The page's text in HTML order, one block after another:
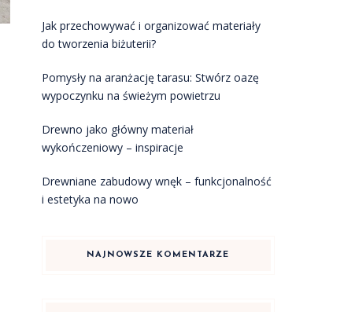
Jak przechowywać i organizować materiały
do tworzenia biżuterii?
Pomysły na aranżację tarasu: Stwórz oazę
wypoczynku na świeżym powietrzu
Drewno jako główny materiał
wykończeniowy – inspiracje
Drewniane zabudowy wnęk – funkcjonalność
i estetyka na nowo
NAJNOWSZE KOMENTARZE